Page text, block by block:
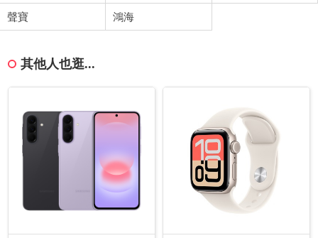
聲寶 鴻海
其他人也逛...